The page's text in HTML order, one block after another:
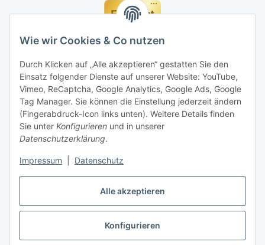
Alle akzeptieren
Konfigurieren
Wie wir Cookies & Co nutzen
Durch Klicken auf „Alle akzeptieren“ gestatten Sie den
Einsatz folgender Dienste auf unserer Website: YouTube,
Vimeo, ReCaptcha, Google Analytics, Google Ads, Google
Tag Manager. Sie können die Einstellung jederzeit ändern
(Fingerabdruck-Icon links unten). Weitere Details finden
Sie unter Konfigurieren und in unserer
Datenschutzerklärung.
Impressum Datenschutz
Vertrag widerrufen